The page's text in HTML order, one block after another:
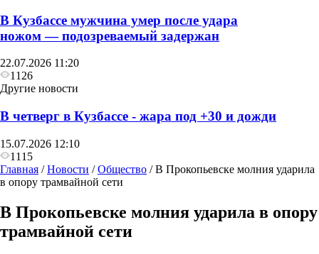
В Кузбассе мужчина умер после удара
ножом — подозреваемый задержан
22.07.2026 11:20
1126
Другие новости
В четверг в Кузбассе - жара под +30 и дожди
15.07.2026 12:10
1115
Главная /Новости /Общество /В Прокопьевске молния ударила
в опору трамвайной сети
В Прокопьевске молния ударила в опору
трамвайной сети